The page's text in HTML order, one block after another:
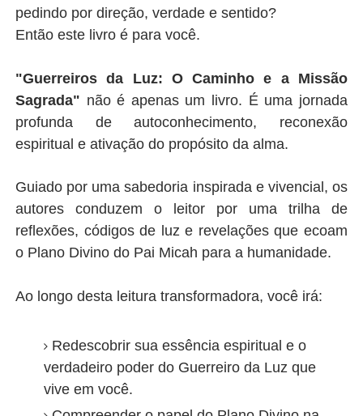
pedindo por direção, verdade e sentido?
Então este livro é para você.
"Guerreiros da Luz: O Caminho e a Missão
Sagrada" não é apenas um livro. É uma jornada
profunda de autoconhecimento, reconexão
espiritual e ativação do propósito da alma.
Guiado por uma sabedoria inspirada e vivencial, os
autores conduzem o leitor por uma trilha de
reflexões, códigos de luz e revelações que ecoam
o Plano Divino do Pai Micah para a humanidade.
Ao longo desta leitura transformadora, você irá:
Redescobrir sua essência espiritual e o
verdadeiro poder do Guerreiro da Luz que
vive em você.